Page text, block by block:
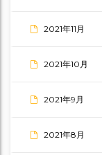
2021年11月
2021年10月
2021年9月
2021年8月